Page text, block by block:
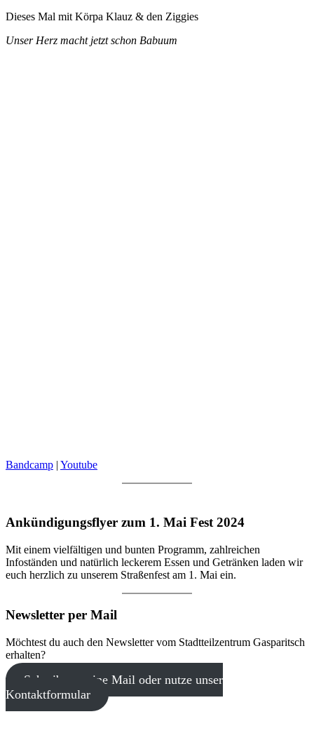
Dieses Mal mit Körpa Klauz & den Ziggies
Unser Herz macht jetzt schon Babuum
Bandcamp | Youtube
Ankündigungsflyer zum 1. Mai Fest2024
Mit einem vielfältigen und bunten Programm, zahlreichen
Infoständen und natürlich leckerem Essen und Getränken laden wir
euch herzlich zu unserem Straßenfest am 1. Mai ein.
Newsletter per Mail
Möchtest du auch den Newsletter vom Stadtteilzentrum Gasparitsch
erhalten?
Schreib uns eine Mail oder nutze unser
Kontaktformular